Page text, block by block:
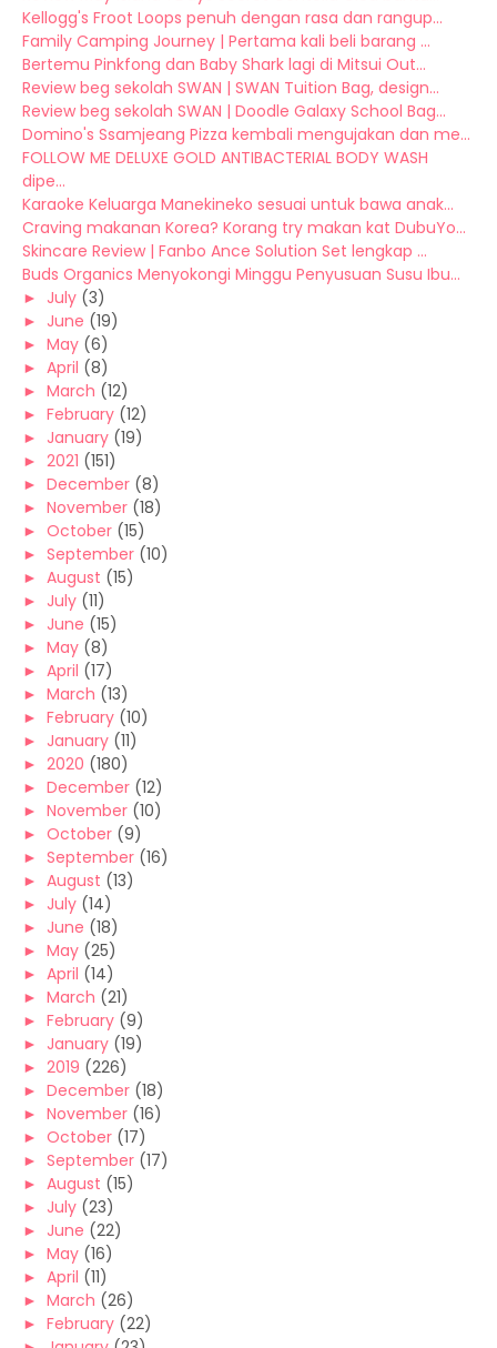
Kellogg's Froot Loops penuh dengan rasa dan rangup...
Family Camping Journey | Pertama kali beli barang ...
Bertemu Pinkfong dan Baby Shark lagi di Mitsui Out...
Review beg sekolah SWAN | SWAN Tuition Bag, design...
Review beg sekolah SWAN | Doodle Galaxy School Bag...
Domino's Ssamjeang Pizza kembali mengujakan dan me...
FOLLOW ME DELUXE GOLD ANTIBACTERIAL BODY WASH
dipe...
Karaoke Keluarga Manekineko sesuai untuk bawa anak...
Craving makanan Korea? Korang try makan kat DubuYo...
Skincare Review | Fanbo Ance Solution Set lengkap ...
Buds Organics Menyokongi Minggu Penyusuan Susu Ibu...
► July (3)
► June (19)
► May (6)
► April (8)
► March (12)
► February (12)
► January (19)
► 2021 (151)
► December (8)
► November (18)
► October (15)
► September (10)
► August (15)
► July (11)
► June (15)
► May (8)
► April (17)
► March (13)
► February (10)
► January (11)
► 2020 (180)
► December (12)
► November (10)
► October (9)
► September (16)
► August (13)
► July (14)
► June (18)
► May (25)
► April (14)
► March (21)
► February (9)
► January (19)
► 2019 (226)
► December (18)
► November (16)
► October (17)
► September (17)
► August (15)
► July (23)
► June (22)
► May (16)
► April (11)
► March (26)
► February (22)